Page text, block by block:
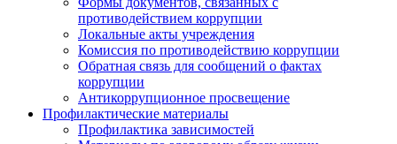
противодействием коррупции
Локальные акты учреждения
Комиссия по противодействию коррупции
Обратная связь для сообщений о фактах
коррупции
Антикоррупционное просвещение
Профилактические материалы
Профилактика зависимостей